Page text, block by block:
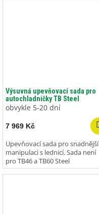
Výsuvná upevňovací sada pro
autochladničky TB Steel
obvykle 5-20 dní
7 969 Kč
Upevňovací sada pro snadnější
manipulaci s lednicí. Sada není
pro TB46 a TB60 Steel